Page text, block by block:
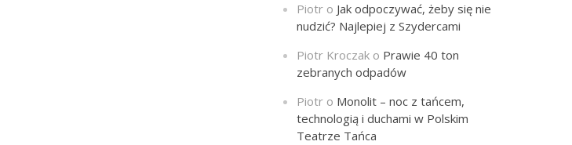
Piotr o Jak odpoczywać, żeby się nie
nudzić? Najlepiej z Szydercami
Piotr Kroczak o Prawie 40 ton
zebranych odpadów
Piotr o Monolit – noc z tańcem,
technologią i duchami w Polskim
Teatrze Tańca